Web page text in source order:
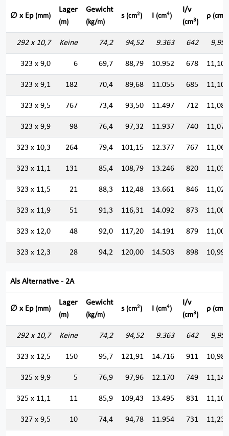
∅ x Ep (mm)
Lager
(m)
Gewicht
(kg/m)
s (cm2) I (cm4)
I/v
(cm3)
ρ (cm)
292 x 10,7 Keine 74,2 94,52 9.363 642 9,952
323 x 9,0 6 69,7 88,79 10.952 678 11,106
323 x 9,1 182 70,4 89,68 11.055 685 11,102
323 x 9,5 767 73,4 93,50 11.497 712 11,088
323 x 9,9 98 76,4 97,32 11.937 740 11,075
323 x 10,3 264 79,4 101,15 12.377 767 11,061
323 x 11,1 131 85,4 108,79 13.246 820 11,034
323 x 11,5 21 88,3 112,48 13.661 846 11,020
323 x 11,9 51 91,3 116,31 14.092 873 11,007
323 x 12,0 48 92,0 117,20 14.191 879 11,003
323 x 12,3 28 94,2 120,00 14.503 898 10,993
Als Alternative - 2A
∅ x Ep (mm)
Lager
(m)
Gewicht
(kg/m)
s (cm2) I (cm4)
I/v
(cm3)
ρ (cm)
292 x 10,7 Keine 74,2 94,52 9.363 642 9,952
323 x 12,5 150 95,7 121,91 14.716 911 10,986
325 x 9,9 5 76,9 97,96 12.170 749 11,146
325 x 11,1 11 85,9 109,43 13.495 831 11,104
327 x 9,5 10 74,4 94,78 11.954 731 11,230